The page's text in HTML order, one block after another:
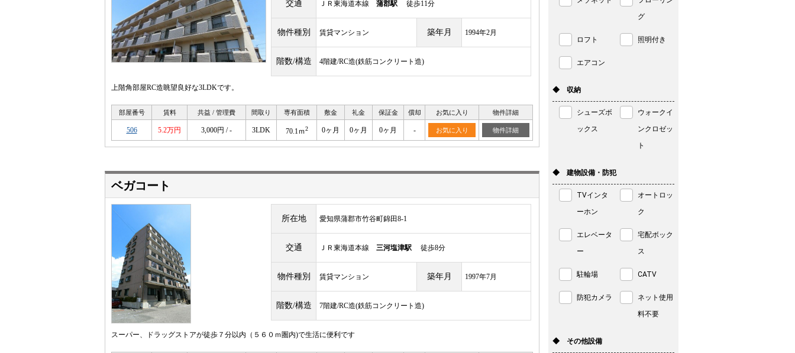
交通 ＪＲ東海道本線 蒲郡駅 徒歩11分
物件種別 賃貸マンション 築年月 1994年2月
階数/構造 4階建/RC造(鉄筋コンクリート造)
上階角部屋RC造眺望良好な3LDKです。
部屋番号 賃料 共益 / 管理費 間取り 専有面積 敷金 礼金 保証金 償却 お気に入り 物件詳細
506 5.2万円 3,000円 / - 3LDK 70.1ｍ2 0ヶ月 0ヶ月 0ヶ月 - お気に入り 物件詳細
ベガコート
所在地 愛知県蒲郡市竹谷町錦田8-1
交通 ＪＲ東海道本線 三河塩津駅 徒歩8分
物件種別 賃貸マンション 築年月 1997年7月
階数/構造 7階建/RC造(鉄筋コンクリート造)
スーパー、ドラッグストアが徒歩７分以内（５６０ｍ圏内)で生活に便利です
グ
ロフト 照明付き
エアコン
◆ 収納
シューズボ
ックス
ウォークイ
ンクロゼッ
ト
◆ 建物設備・防犯
TVインタ
ーホン
オートロッ
ク
エレベータ
ー
宅配ボック
ス
駐輪場 CATV
防犯カメラ
ネット使用
料不要
◆ その他設備